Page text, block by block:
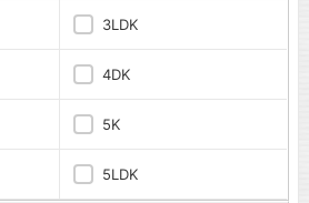
3LDK
4DK
5K
5LDK